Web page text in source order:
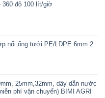
360 độ 100 lít/giờ
nối ống tưới PE/LDPE 6mm 2
25mm,32mm, dây dẫn nước
phí vận chuyển) BIMI AGRI